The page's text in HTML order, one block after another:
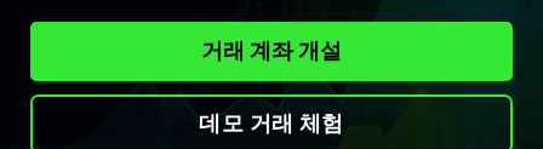
거래 계좌 개설
데모 거래 체험